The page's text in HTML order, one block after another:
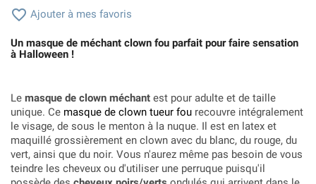
 Ajouter à mes favoris
Un masque de méchant clown fou parfait pour faire sensation
à Halloween !
Le masque de clown méchant est pour adulte et de taille
unique. Ce masque de clown tueur fou recouvre intégralement
le visage, de sous le menton à la nuque. Il est en latex et
maquillé grossièrement en clown avec du blanc, du rouge, du
vert, ainsi que du noir. Vous n'aurez même pas besoin de vous
teindre les cheveux ou d'utiliser une perruque puisqu'il